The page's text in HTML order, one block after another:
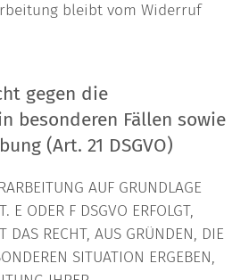
bleibt vom Widerruf
gegen die
besonderen Fällen sowie
(Art. 21 DSGVO)
AUF GRUNDLAGE
E ODER F DSGVO ERFOLGT,
DAS RECHT, AUS GRÜNDEN, DIE
SITUATION ERGEBEN,